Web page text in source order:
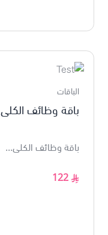
الباقات
باقة وظائف الكلى
باقة وظائف الكلى...
122